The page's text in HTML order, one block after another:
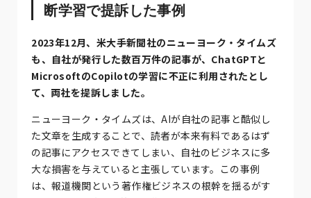
断学習で提訴した事例
2023年12月、米大手新聞社のニューヨーク・タイムズ
も、自社が発行した数百万件の記事が、ChatGPTと
MicrosoftのCopilotの学習に不正に利用されたとし
て、両社を提訴しました。
ニューヨーク・タイムズは、AIが自社の記事と酷似し
た文章を生成することで、読者が本来有料であるはず
の記事にアクセスできてしまい、自社のビジネスに多
大な損害を与えていると主張しています。この事例
は、報道機関という著作権ビジネスの根幹を揺るがす